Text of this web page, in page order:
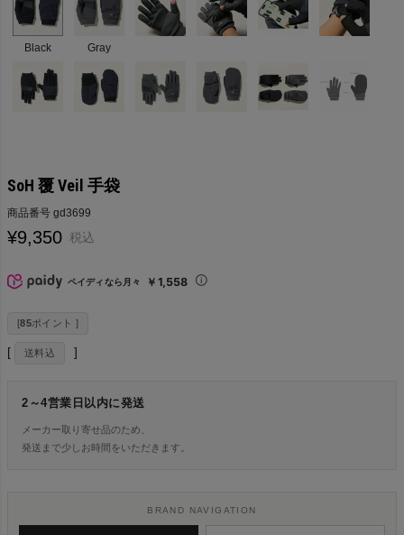
Black Gray
SoH 覆 Veil 手袋
商品番号 gd3699
¥9,350 税込
ペイディなら月々 ￥1,558
[85ポイント ]
送料込
2～4営業日以内に発送
メーカー取り寄せ品のため、
発送まで少しお時間をいただきます。
BRAND NAVIGATION